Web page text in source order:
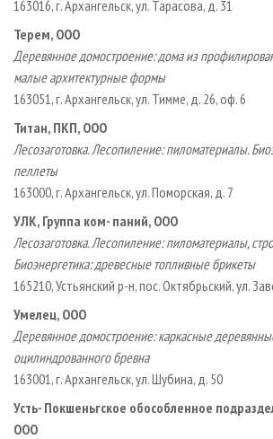
163016, г. Архангельск, ул. Тарасова, д. 31
Терем, ООО
Деревянное домостроение: дома из
малые архитектурные формы
163051, г. Архангельск, ул. Тимме, д. 26, оф. 6
Титан, ПКП, ООО
Лесозаготовка. Лесопиление: пиломатериалы.
пеллеты
163000, г. Архангельск, ул. Поморская, д. 7
УЛК, Группа ком- паний, ООО
Лесозаготовка. Лесопиление: пиломатериалы,
Биоэнергетика: древесные топливные брикеты
165210, Устьянский р-н, пос. Октябрьский, ул.
Умелец, ООО
Деревянное домостроение: каркасные
оцилиндрованного бревна
163001, г. Архангельск, ул. Шубина, д. 50
Усть- Покшеньгское обособленное
ООО